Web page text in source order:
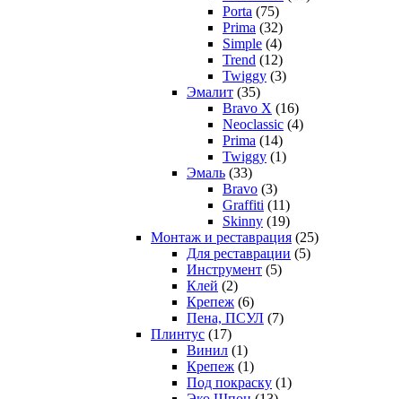
Porta (75)
Prima (32)
Simple (4)
Trend (12)
Twiggy (3)
Эмалит (35)
Bravo X (16)
Neoclassic (4)
Prima (14)
Twiggy (1)
Эмаль (33)
Bravo (3)
Graffiti (11)
Skinny (19)
Монтаж и реставрация (25)
Для реставрации (5)
Инструмент (5)
Клей (2)
Крепеж (6)
Пена, ПСУЛ (7)
Плинтус (17)
Винил (1)
Крепеж (1)
Под покраску (1)